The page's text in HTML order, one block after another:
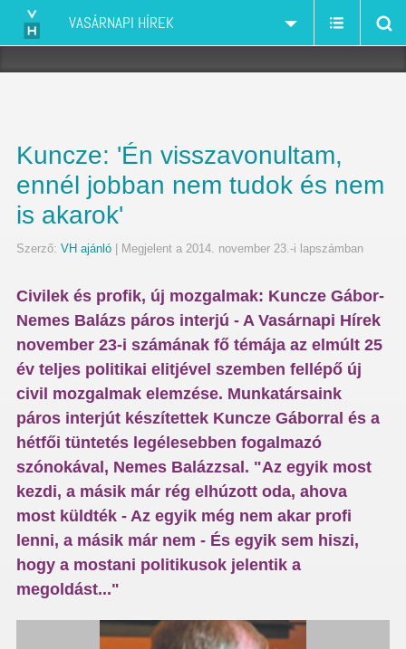
VASÁRNAPI HÍREK
Kuncze: 'Én visszavonultam,
ennél jobban nem tudok és nem
is akarok'
Szerző: VH ajánló| Megjelent a 2014. november 23.-i lapszámban
Civilek és profik, új mozgalmak: Kuncze Gábor-
Nemes Balázs páros interjú - A Vasárnapi Hírek
november 23-i számának fő témája az elmúlt 25
év teljes politikai elitjével szemben fellépő új
civil mozgalmak elemzése. Munkatársaink
páros interjút készítettek Kuncze Gáborral és a
hétfői tüntetés legélesebben fogalmazó
szónokával, Nemes Balázzsal. "Az egyik most
kezdi, a másik már rég elhúzott oda, ahova
most küldték - Az egyik még nem akar profi
lenni, a másik már nem - És egyik sem hiszi,
hogy a mostani politikusok jelentik a
megoldást..."